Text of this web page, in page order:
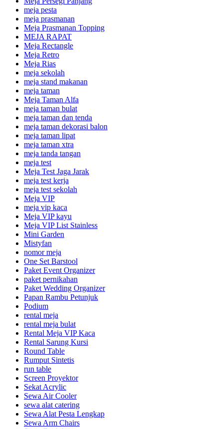
meja pesta
meja prasmanan
Meja Prasmanan Topping
MEJA RAPAT
Meja Rectangle
Meja Retro
Meja Rias
meja sekolah
meja stand makanan
meja taman
Meja Taman Alfa
meja taman bulat
meja taman dan tenda
meja taman dekorasi balon
meja taman lipat
meja taman xtra
meja tanda tangan
meja test
Meja Test Jaga Jarak
meja test kerja
meja test sekolah
Meja VIP
meja vip kaca
Meja VIP kayu
Meja VIP List Stainless
Mini Garden
Mistyfan
nomor meja
One Set Barstool
Paket Event Organizer
paket pernikahan
Paket Wedding Organizer
Papan Rambu Petunjuk
Podium
rental meja
rental meja bulat
Rental Meja VIP Kaca
Rental Sarung Kursi
Round Table
Rumput Sintetis
run table
Screen Proyektor
Sekat Acrylic
Sewa Air Cooler
sewa alat catering
Sewa Alat Pesta Lengkap
Sewa Arm Chairs